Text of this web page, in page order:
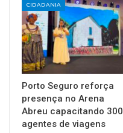
CIDADANIA
Porto Seguro reforça
presença no Arena
Abreu capacitando 300
agentes de viagens